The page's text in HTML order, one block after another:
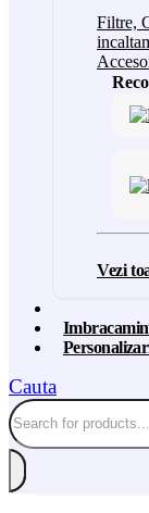
Filtre,
Vezi
Cauta